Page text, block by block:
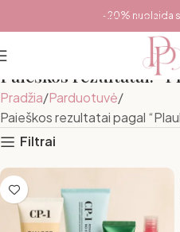
Pereiti prie pagrindinio turinio
-20% nuolaida
Paieškos rezultatai:
Pradžia Parduotuvė
Paieškos rezultatai pagal
Filtrai